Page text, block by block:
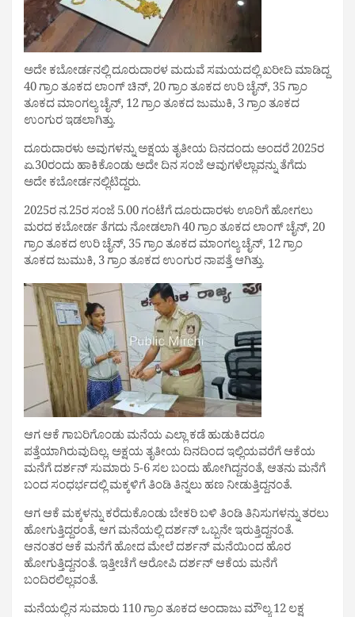
ಅದೇ ಕಬೋರ್ಡನಲ್ಲಿ ದೂರುದಾರಳ ಮದುವೆ ಸಮಯದಲ್ಲಿ ಖರೀದಿ ಮಾಡಿದ್ದ
40 ಗ್ರಾಂ ತೂಕದ ಲಾಂಗ್ ಚಿನ್, 20 ಗ್ರಾಂ ತೂಕದ ಉರಿ ಚೈನ್, 35 ಗ್ರಾಂ
ತೂಕದ ಮಾಂಗಲ್ಯ ಚೈನ್, 12 ಗ್ರಾಂ ತೂಕದ ಜುಮುಕಿ, 3 ಗ್ರಾಂ ತೂಕದ
ಉಂಗುರ ಇಡಲಾಗಿತ್ತು.
ದೂರುದಾರಳು ಅವುಗಳನ್ನು ಅಕ್ಷಯ ತೃತೀಯ ದಿನದಂದು ಅಂದರೆ 2025ರ
ಏ.30ರಂದು ಹಾಕಿಕೊಂಡು ಅದೇ ದಿನ ಸಂಜೆ ಆವುಗಳೆಲ್ಲಾವನ್ನು ತೆಗೆದು
ಅದೇ ಕಬೋರ್ಡನಲ್ಲಿಟಿದ್ದರು.
2025ರ ನ.25ರ ಸಂಜೆ 5.00 ಗಂಟೆಗೆ ದೂರುದಾರಳು ಊರಿಗೆ ಹೋಗಲು
ಮರದ ಕಬೋರ್ಡ ತೆಗದು ನೋಡಲಾಗಿ 40 ಗ್ರಾಂ ತೂಕದ ಲಾಂಗ್ ಚೈನ್, 20
ಗ್ರಾಂ ತೂಕದ ಉರಿ ಚೈನ್, 35 ಗ್ರಾಂ ತೂಕದ ಮಾಂಗಲ್ಯ ಚೈನ್‌, 12 ಗ್ರಾಂ
ತೂಕದ ಜುಮುಕಿ, 3 ಗ್ರಾಂ ತೂಕದ ಉಂಗುರ ನಾಪತ್ತೆ ಆಗಿತ್ತು.
ಆಗ ಆಕೆ ಗಾಬರಿಗೊಂಡು ಮನೆಯ ಎಲ್ಲಾ ಕಡೆ ಹುಡುಕಿದರೂ
ಪತ್ತೆಯಾಗಿರುವುದಿಲ್ಲ. ಅಕ್ಷಯ ತೃತೀಯ ದಿನದಿಂದ ಇಲ್ಲಿಯವರೆಗೆ ಆಕೆಯ
ಮನೆಗೆ ದರ್ಶನ್ ಸುಮಾರು 5-6 ಸಲ ಬಂದು ಹೋಗಿದ್ದನಂತೆ, ಆತನು ಮನೆಗೆ
ಬಂದ ಸಂಧರ್ಭದಲ್ಲಿ ಮಕ್ಕಳಿಗೆ ತಿಂಡಿ ತಿನ್ನಲು ಹಣ ನೀಡುತ್ತಿದ್ದನಂತೆ.
ಆಗ ಆಕೆ ಮಕ್ಕಳನ್ನು ಕರೆದುಕೊಂಡು ಬೇಕರಿ ಬಳಿ ತಿಂಡಿ ತಿನಿಸುಗಳನ್ನು ತರಲು
ಹೋಗುತ್ತಿದ್ದರಂತೆ, ಆಗ ಮನೆಯಲ್ಲಿ ದರ್ಶನ್ ಒಬ್ಬನೇ ಇರುತ್ತಿದ್ದನಂತೆ.
ಆನಂತರ ಆಕೆ ಮನೆಗೆ ಹೋದ ಮೇಲೆ ದರ್ಶನ್ ಮನೆಯಿಂದ ಹೊರ
ಹೋಗುತ್ತಿದ್ದನಂತೆ. ಇತ್ತೀಚೆಗೆ ಆರೋಪಿ ದರ್ಶನ್ ಆಕೆಯ ಮನೆಗೆ
ಬಂದಿರಲಿಲ್ಲವಂತೆ.
ಮನೆಯಲ್ಲಿನ ಸುಮಾರು 110 ಗ್ರಾಂ ತೂಕದ ಅಂದಾಜು ಮೌಲ್ಯ 12 ಲಕ್ಷ